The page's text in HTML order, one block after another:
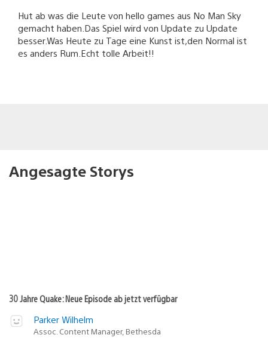
Hut ab was die Leute von hello games aus No Man Sky
gemacht haben.Das Spiel wird von Update zu Update
besser.Was Heute zu Tage eine Kunst ist,den Normal ist
es anders Rum.Echt tolle Arbeit!!
Angesagte Storys
30 Jahre Quake: Neue Episode ab jetzt verfügbar
Parker Wilhelm
Assoc. Content Manager, Bethesda